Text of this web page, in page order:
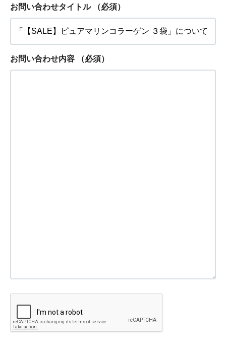
お問い合わせタイトル （必須）
お問い合わせ内容 （必須）